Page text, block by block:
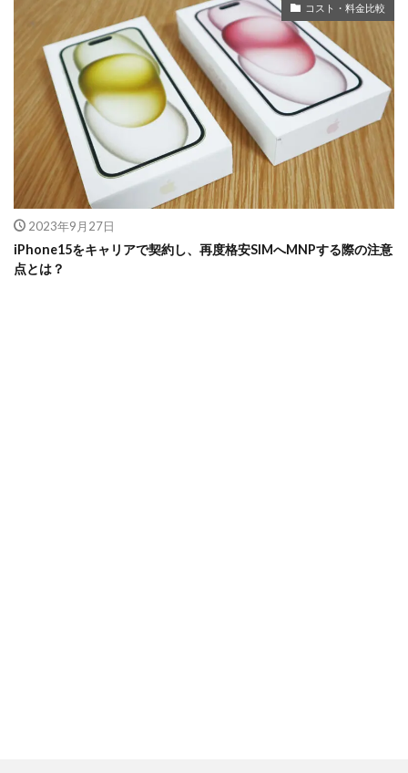
コスト・料金比較
2023年9月27日
iPhone15をキャリアで契約し、再度格安SIMへMNPする際の注意
点とは？